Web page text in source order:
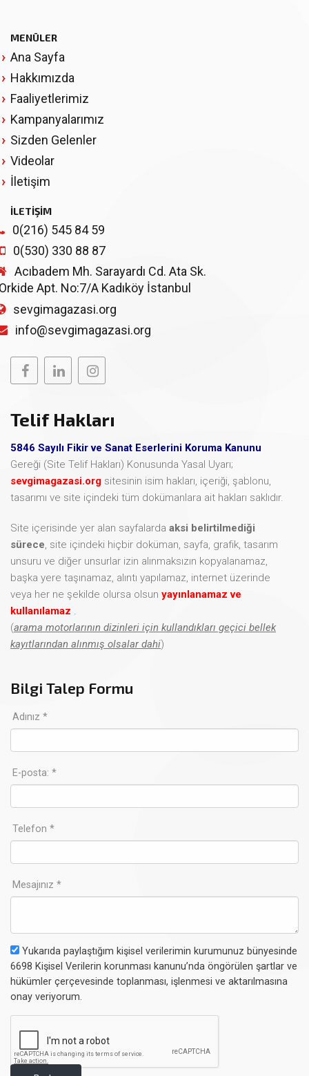
MENÜLER
Ana Sayfa
Hakkımızda
Faaliyetlerimiz
Kampanyalarımız
Sizden Gelenler
Videolar
İletişim
İLETİŞİM
0(216) 545 84 59
0(530) 330 88 87
Acıbadem Mh. Sarayardı Cd. Ata Sk.
Apt. No:7/A Kadıköy İstanbul
sevgimagazasi.org
info@sevgimagazasi.org
Telif Hakları
5846 Sayılı Fikir ve Sanat Eserlerini Koruma Kanunu
Gereği (Site Telif Hakları) Konusunda Yasal Uyarı;
sevgimagazasi.org sitesinin isim hakları, içeriği, şablonu,
tasarımı ve site içindeki tüm dokümanlara ait hakları saklıdır.
Site içerisinde yer alan sayfalarda aksi belirtilmediği
sürece , site içindeki hiçbir doküman, sayfa, grafik, tasarım
unsuru ve diğer unsurlar izin alınmaksızın kopyalanamaz,
başka yere taşınamaz, alıntı yapılamaz, internet üzerinde
veya her ne şekilde olursa olsun yayınlanamaz ve
kullanılamaz
(arama motorlarının dizinleri için kullandıkları geçici bellek
kayıtlarından alınmış olsalar dahi)
Bilgi Talep Formu
Adınız *
E-posta: *
Telefon *
Mesajınız *
Yukarıda paylaştığım kişisel verilerimin kurumunuz bünyesinde
6698 Kişisel Verilerin korunması kanunu’nda öngörülen şartlar ve
hükümler çerçevesinde toplanması, işlenmesi ve aktarılmasına
onay veriyorum.